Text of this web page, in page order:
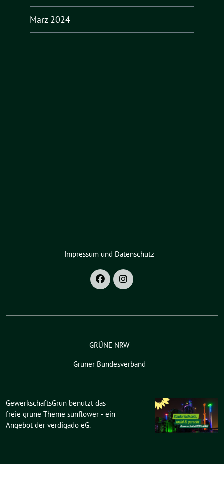
März 2024
Impressum und Datenschutz
GRÜNE NRW
Grüner Bundesverband
GewerkschaftsGrün benutzt das
freie grüne Theme sunflower ‐ ein
Angebot der verdigado eG.